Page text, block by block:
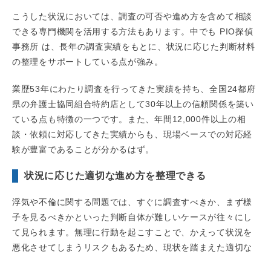
こうした状況においては、調査の可否や進め方を含めて相談
できる専門機関を活用する方法もあります。中でも PIO探偵
事務所 は、長年の調査実績をもとに、状況に応じた判断材料
の整理をサポートしている点が強み。
業歴53年にわたり調査を行ってきた実績を持ち、全国24都府
県の弁護士協同組合特約店として30年以上の信頼関係を築い
ている点も特徴の一つです。また、年間12,000件以上の相
談・依頼に対応してきた実績からも、現場ベースでの対応経
験が豊富であることが分かるはず。
状況に応じた適切な進め方を整理できる
浮気や不倫に関する問題では、すぐに調査すべきか、まず様
子を見るべきかといった判断自体が難しいケースが往々にし
て見られます。無理に行動を起こすことで、かえって状況を
悪化させてしまうリスクもあるため、現状を踏まえた適切な